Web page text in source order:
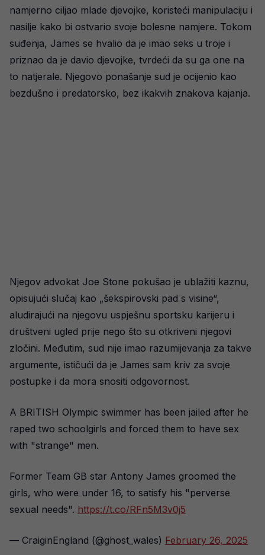
namjerno ciljao mlade djevojke, koristeći manipulaciju i
nasilje kako bi ostvario svoje bolesne namjere. Tokom
suđenja, James se hvalio da je imao seks u troje i
priznao da je davio djevojke, tvrdeći da su ga one na
to natjerale. Njegovo ponašanje sud je ocijenio kao
bezdušno i predatorsko, bez ikakvih znakova kajanja.
Njegov advokat Joe Stone pokušao je ublažiti kaznu,
opisujući slučaj kao „šekspirovski pad s visine“,
aludirajući na njegovu uspješnu sportsku karijeru i
društveni ugled prije nego što su otkriveni njegovi
zločini. Međutim, sud nije imao razumijevanja za takve
argumente, ističući da je James sam kriv za svoje
postupke i da mora snositi odgovornost.
A BRITISH Olympic swimmer has been jailed after he
raped two schoolgirls and forced them to have sex
with "strange" men.
Former Team GB star Antony James groomed the
girls, who were under 16, to satisfy his "perverse
sexual needs". https://t.co/RFn5M3v0j5
— CraiginEngland (@ghost_wales) February 26, 2025